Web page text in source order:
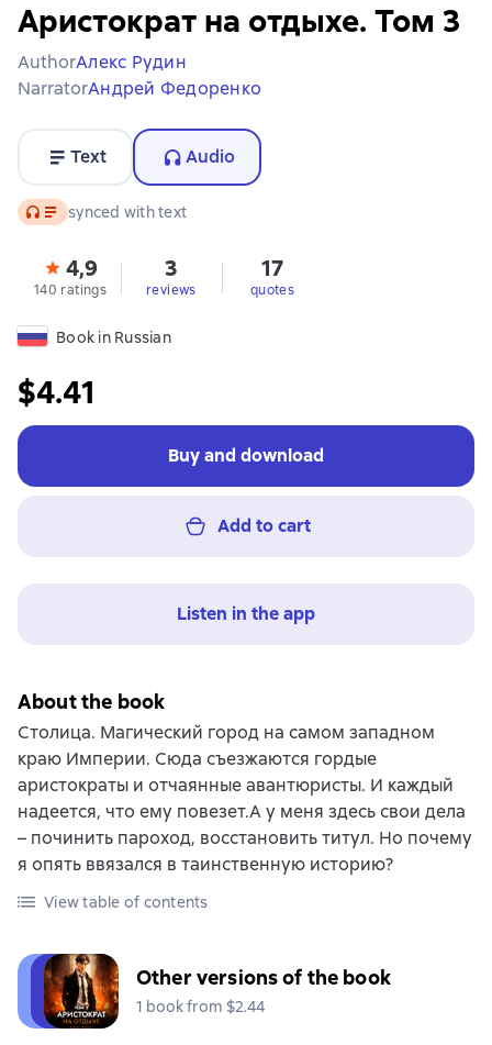
Аристократ на отдыхе. Том 3
AuthorАлекс Рудин
NarratorАндрей Федоренко
Text Audio
Audio synced with text
4,9
140 ratings
3
reviews
17
quotes
Book in Russian
$4.41
Buy and download
Add to cart
Listen in the app
About the book
Столица. Магический город на самом западном
краю Империи. Сюда съезжаются гордые
аристократы и отчаянные авантюристы. И каждый
надеется, что ему повезет.А у меня здесь свои дела
– починить пароход, восстановить титул. Но почему
я опять ввязался в таинственную историю?
View table of contents
Other versions of the book
1 book from $2.44